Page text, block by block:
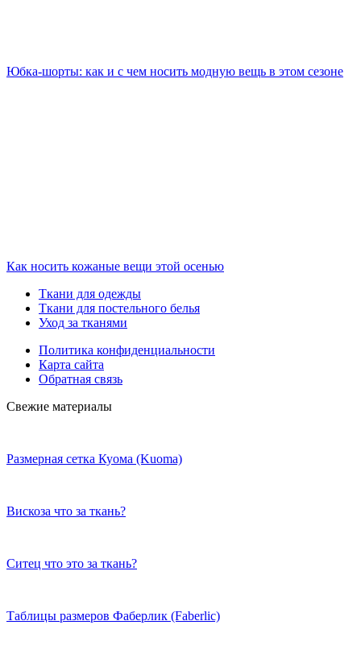
Юбка-шорты: как и с чем носить модную вещь в этом сезоне
Как носить кожаные вещи этой осенью
Ткани для одежды
Ткани для постельного белья
Уход за тканями
Политика конфиденциальности
Карта сайта
Обратная связь
Свежие материалы
Размерная сетка Куома (Kuoma)
Вискоза что за ткань?
Ситец что это за ткань?
Таблицы размеров Фаберлик (Faberlic)